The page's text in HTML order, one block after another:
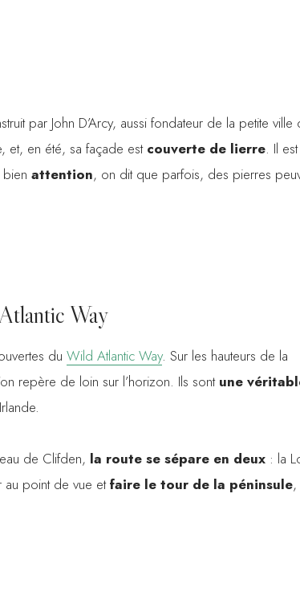
par John D’Arcy, aussi fondateur de la petite ville
et, en été, sa façade est couverte de lierre. Il est
attention, on dit que parfois, des pierres
Way
du Wild Atlantic Way. Sur les hauteurs de la
repère de loin sur l’horizon. Ils sont une
de Clifden, la route se sépare en deux : la
au point de vue etfaire le tour de la péninsule